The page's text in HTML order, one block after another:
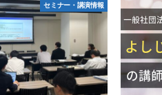
セミナー・講演情報